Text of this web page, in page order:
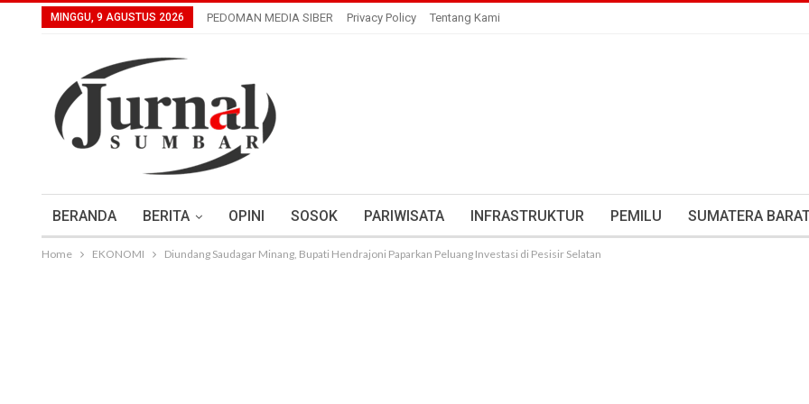
MINGGU, 9 AGUSTUS 2026 PEDOMAN MEDIA SIBER Privacy Policy Tentang Kami
BERANDA BERITA OPINI SOSOK PARIWISATA INFRASTRUKTUR PEMILU SUMATERA
Home EKONOMI Diundang Saudagar Minang, Bupati Hendrajoni Paparkan Peluang Investasi di Pesisir Selatan